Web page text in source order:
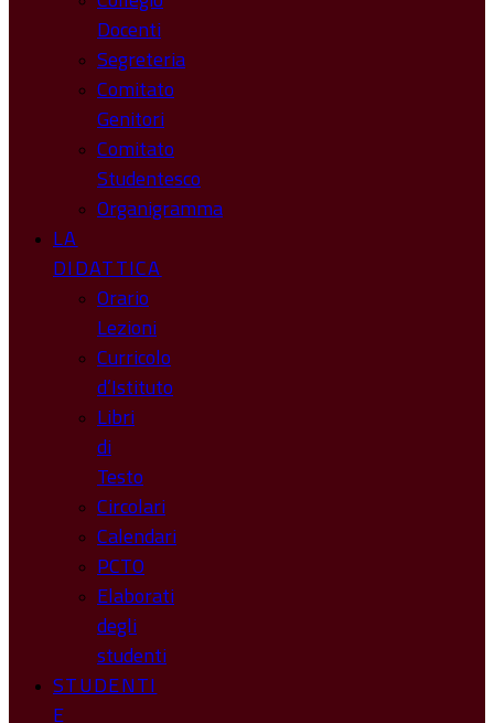
Docenti
Segreteria
Comitato
Genitori
Comitato
Studentesco
Organigramma
LA
DIDATTICA
Orario
Lezioni
Curricolo
d’Istituto
Libri
di
Testo
Circolari
Calendari
PCTO
Elaborati
degli
studenti
STUDENTI
E